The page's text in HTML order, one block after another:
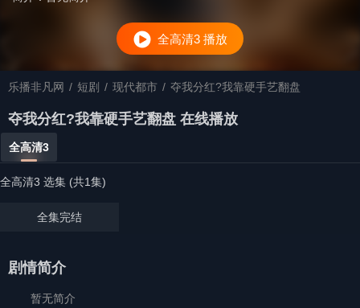
全高清3 播放
乐播非凡网 / 短剧 / 现代都市 / 夺我分红?我靠硬手艺翻盘
夺我分红?我靠硬手艺翻盘 在线播放
全高清3
全高清3 选集 (共1集)
全集完结
剧情简介
暂无简介